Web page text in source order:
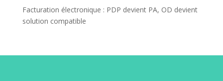
Facturation électronique : PDP devient PA, OD devient
solution compatible